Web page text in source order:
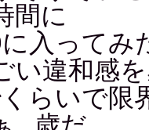
間に
に入ってみ
い違和感
らいで限